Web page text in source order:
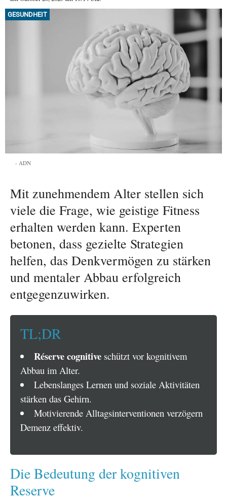
GESUNDHEIT
ADN
Mit zunehmendem Alter stellen sich
viele die Frage, wie geistige Fitness
erhalten werden kann. Experten
betonen, dass gezielte Strategien
helfen, das Denkvermögen zu stärken
und mentaler Abbau erfolgreich
entgegenzuwirken.
TL;DR
Réserve cognitiveschützt vor kognitivem
Abbau im Alter.
Lebenslanges Lernen und soziale Aktivitäten
stärken das Gehirn.
Motivierende Alltagsinterventionen verzögern
Demenz effektiv.
Die Bedeutung der kognitiven
Reserve